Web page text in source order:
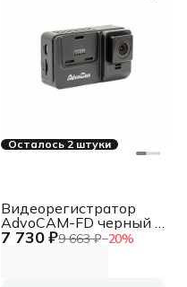
Осталось 2 штуки
7 730 ₽9 663 ₽−20%
Видеорегистратор
AdvoCAM-FD черный III
автомобильный